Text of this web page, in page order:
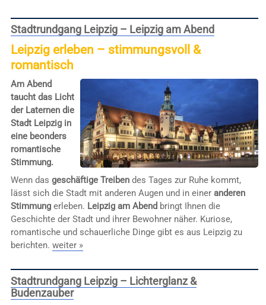
Stadtrundgang Leipzig – Leipzig am Abend
Leipzig erleben – stimmungsvoll &
romantisch
Am Abend
taucht das Licht
der Laternen die
Stadt Leipzig in
eine beonders
romantische
Stimmung.
Wenn das geschäftige Treibendes Tages zur Ruhe kommt,
lässt sich die Stadt mit anderen Augen und in einer anderen
Stimmungerleben. Leipzig am Abend bringt Ihnen die
Geschichte der Stadt und ihrer Bewohner näher. Kuriose,
romantische und schauerliche Dinge gibt es aus Leipzig zu
berichten. weiter »
Stadtrundgang Leipzig – Lichterglanz &
Budenzauber